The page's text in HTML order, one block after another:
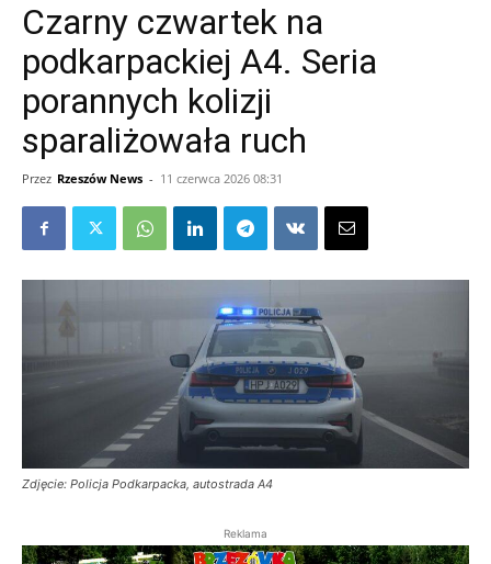
Czarny czwartek na
podkarpackiej A4. Seria
porannych kolizji
sparaliżowała ruch
Przez Rzeszów News - 11 czerwca 2026 08:31
Zdjęcie: Policja Podkarpacka, autostrada A4
Reklama